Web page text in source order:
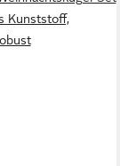
Kunststoff,